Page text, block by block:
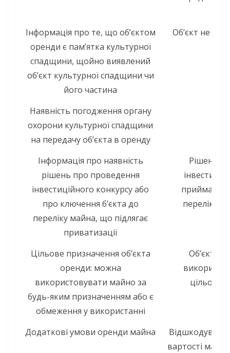
Інформація про те, що об’єктом
оренди є пам’ятка культурної
спадщини, щойно виявлений
об’єкт культурної спадщини чи
його частина
Об’єкт не є
Наявність погодження органу
охорони культурної спадщини
на передачу об’єкта в оренду
Інформація про наявність
рішень про проведення
інвестиційного конкурсу або
про ключення б’єкта до
переліку майна, що підлягає
приватизації
Рішення
переліку
Цільове призначення об’єкта
оренди: можна
використовувати майно за
будь-яким призначенням або є
обмеження у використанні
Об’єкт
Додаткові умови оренди майна
вартості